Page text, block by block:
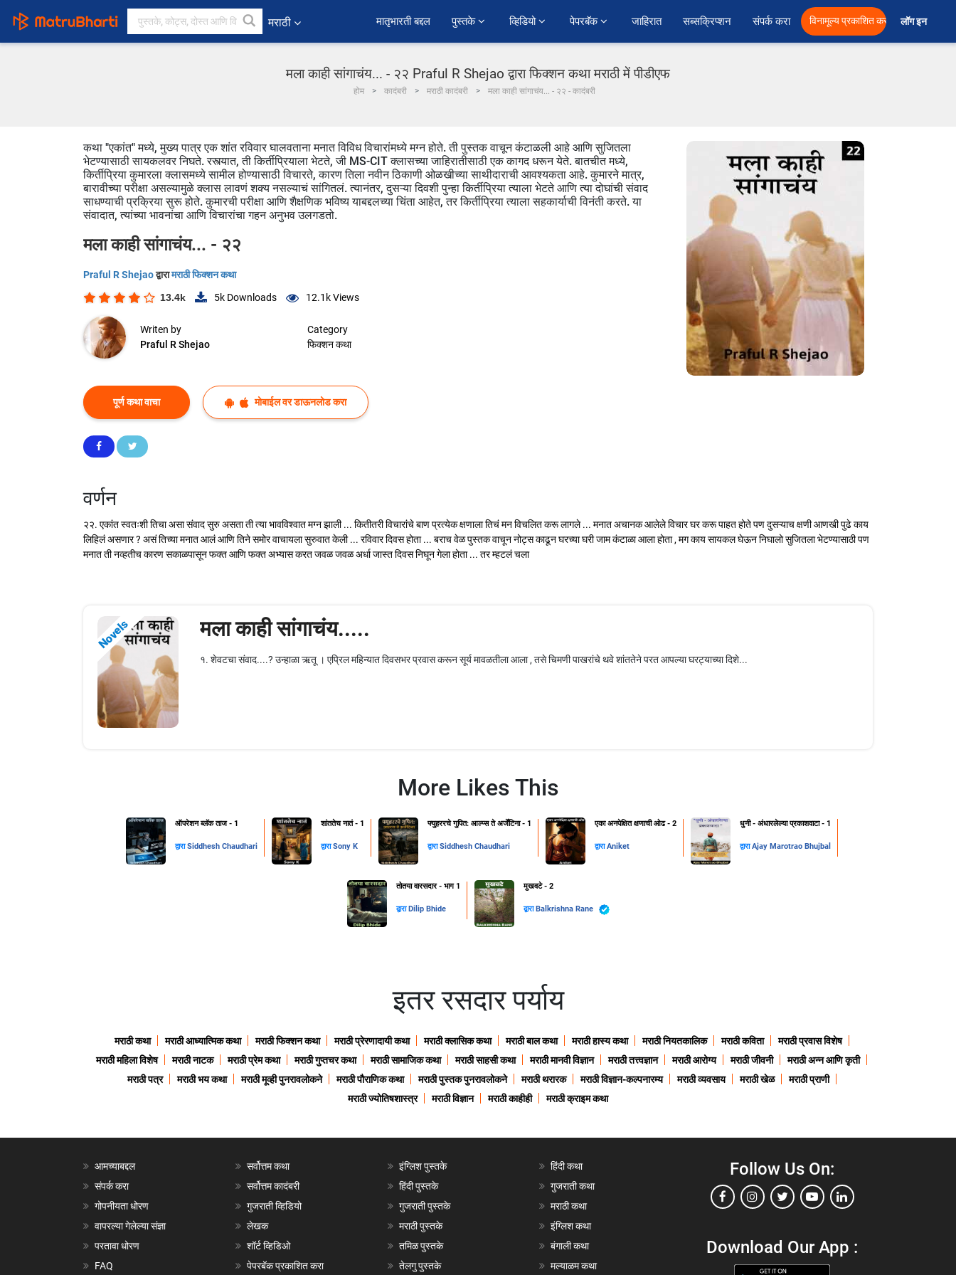
मराठी ﻿मातृभारती बद्दल पुस्तके व्हिडियो पेपरबॅक जाहिरात सब्सक्रिप्शन संपर्क करा विनामूल्य प्रकाशित करा लॉग इन
मला काही सांगाचंय... - २२ Praful R Shejao द्वारा फिक्शन कथा मराठी में पीडीएफ
होम कादंबरी मराठी कादंबरी मला काही सांगाचंय... - २२ - कादंबरी
कथा "एकांत" मध्ये, मुख्य पात्र एक शांत रविवार घालवताना मनात विविध विचारांमध्ये मग्न होते. ती पुस्तक वाचून कंटाळली आहे आणि सुजितला
भेटण्यासाठी सायकलवर निघते. रस्त्यात, ती किर्तीप्रियाला भेटते, जी MS-CIT क्लासच्या जाहिरातीसाठी एक कागद धरून येते. बातचीत मध्ये,
किर्तीप्रिया कुमारला क्लासमध्ये सामील होण्यासाठी विचारते, कारण तिला नवीन ठिकाणी ओळखीच्या साथीदाराची आवश्यकता आहे. कुमारने मात्र,
बारावीच्या परीक्षा असल्यामुळे क्लास लावणं शक्य नसल्याचं सांगितलं. त्यानंतर, दुसऱ्या दिवशी पुन्हा किर्तीप्रिया त्याला भेटते आणि त्या दोघांची संवाद
साधण्याची प्रक्रिया सुरू होते. कुमारची परीक्षा आणि शैक्षणिक भविष्य याबद्दलच्या चिंता आहेत, तर किर्तीप्रिया त्याला सहकार्याची विनंती करते. या
संवादात, त्यांच्या भावनांचा आणि विचारांचा गहन अनुभव उलगडतो.
मला काही सांगाचंय... - २२
Praful R Shejaoद्वारामराठी फिक्शन कथा
13.4k 5k Downloads 12.1kViews
Writen by
Praful R Shejao
Category
फिक्शन कथा
पूर्ण कथा वाचा मोबाईल वर डाऊनलोड करा
वर्णन
२२. एकांत स्वतःशी तिचा असा संवाद सुरु असता ती त्या भावविश्वात मग्न झाली ... कितीतरी विचारांचे बाण प्रत्येक क्षणाला तिचं मन विचलित करू लागले ... मनात अचानक आलेले विचार घर करू पाहत होते पण दुसऱ्याच क्षणी आणखी पुढे काय
लिहिलं असणार ? असं तिच्या मनात आलं आणि तिने समोर वाचायला सुरुवात केली ... रविवार दिवस होता ... बराच वेळ पुस्तक वाचून नोट्स काढून घरच्या घरी जाम कंटाळा आला होता , मग काय सायकल घेऊन निघालो सुजितला भेटण्यासाठी पण
मनात ती नव्हतीच कारण सकाळपासून फक्त आणि फक्त अभ्यास करत जवळ जवळ अर्धा जास्त दिवस निघून गेला होता ... तर म्हटलं चला
Novels मला काही सांगाचंय.....
१. शेवटचा संवाद....? उन्हाळा ऋतू । एप्रिल महिन्यात दिवसभर प्रवास करून सूर्य मावळतीला आला , तसे चिमणी पाखरांचे थवे शांततेने परत आपल्या घरट्याच्या दिशे...
More Likes This
ऑपरेशन ब्लॅक ताज - 1
द्वाराSiddhesh Chaudhari
शांततेच नातं - 1
द्वाराSony K
फ्युहररचे गुपित: आल्प्स ते अर्जेंटिना - 1
द्वाराSiddhesh Chaudhari
एका अनपेक्षित क्षणाची ओढ - 2
द्वाराAniket
धुनी - अंधारलेल्या प्रकाशवाटा - 1
द्वाराAjay Marotrao Bhujbal
तोतया वारसदार - भाग 1
द्वारा Dilip Bhide
मुखवटे - 2
द्वारा Balkrishna Rane
इतर रसदार पर्याय
मराठी कथा मराठी आध्यात्मिक कथा मराठी फिक्शन कथा मराठी प्रेरणादायी कथा मराठी क्लासिक कथा मराठी बाल कथा मराठी हास्य कथा मराठी नियतकालिक मराठी कविता
मराठी प्रवास विशेष
मराठी महिला विशेष
मराठी नाटक मराठी प्रेम कथा मराठी गुप्तचर कथा मराठी सामाजिक कथा मराठी साहसी कथा मराठी मानवी विज्ञान मराठी तत्त्वज्ञान मराठी आरोग्य मराठी जीवनी
मराठी अन्न आणि कृती
मराठी पत्र
मराठी भय कथा मराठी मूव्ही पुनरावलोकने मराठी पौराणिक कथा मराठी पुस्तक पुनरावलोकने मराठी थरारक मराठी विज्ञान-कल्पनारम्य मराठी व्यवसाय मराठी खेळ
मराठी प्राणी
मराठी ज्योतिषशास्त्र
मराठी विज्ञान मराठी काहीही मराठी क्राइम कथा
आमच्याबद्दल
संपर्क करा
गोपनीयता धोरण
वापरल्या गेलेल्या संज्ञा
परतावा धोरण
FAQ
सर्वोत्तम कथा
सर्वोत्तम कादंबरी
गुजराती व्हिडियो
लेखक
शॉर्ट व्हिडिओ
पेपरबॅक प्रकाशित करा
इंग्लिश पुस्तके
हिंदी पुस्तके
गुजराती पुस्तके
मराठी पुस्तके
तमिळ पुस्तके
तेलगु पुस्तके
हिंदी कथा
गुजराती कथा
मराठी कथा
इंग्लिश कथा
बंगाली कथा
मल्याळम कथा
Follow Us On:
Download Our App :